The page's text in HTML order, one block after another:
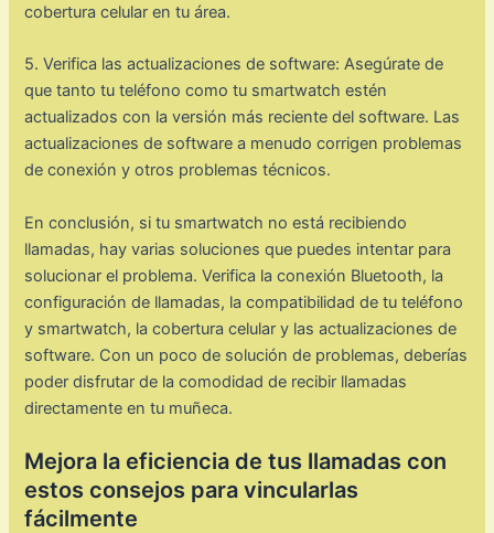
cobertura celular en tu área.
5. Verifica las actualizaciones de software: Asegúrate de
que tanto tu teléfono como tu smartwatch estén
actualizados con la versión más reciente del software. Las
actualizaciones de software a menudo corrigen problemas
de conexión y otros problemas técnicos.
En conclusión, si tu smartwatch no está recibiendo
llamadas, hay varias soluciones que puedes intentar para
solucionar el problema. Verifica la conexión Bluetooth, la
configuración de llamadas, la compatibilidad de tu teléfono
y smartwatch, la cobertura celular y las actualizaciones de
software. Con un poco de solución de problemas, deberías
poder disfrutar de la comodidad de recibir llamadas
directamente en tu muñeca.
Mejora la eficiencia de tus llamadas con
estos consejos para vincularlas
fácilmente